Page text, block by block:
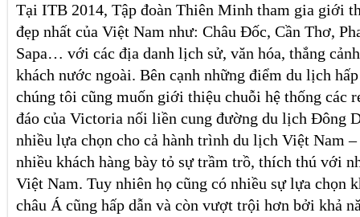
Tại ITB 2014, Tập đoàn Thiên Minh tham gia giới
đẹp nhất của Việt Nam như: Châu Đốc, Cần Thơ,
Sapa… với các địa danh lịch sử, văn hóa, thắng
khách nước ngoài. Bên cạnh những điểm du lịch
chúng tôi cũng muốn giới thiệu chuỗi hệ thống các
đáo của Victoria nối liền cung đường du lịch Đông
nhiều lựa chọn cho cả hành trình du lịch Việt Nam
nhiều khách hàng bày tỏ sự trầm trồ, thích thú với
Việt Nam. Tuy nhiên họ cũng có nhiều sự lựa chọn
châu Á cũng hấp dẫn và còn vượt trội hơn bởi khả